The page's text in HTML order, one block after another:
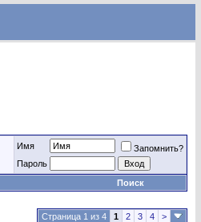
Имя
Запомнить?
Пароль
Поиск
Страница 1 из 4 1 2 3 4 >